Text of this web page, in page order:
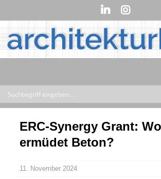
ERC-Synergy Grant:
ermüdet Beton?
11. November 2024